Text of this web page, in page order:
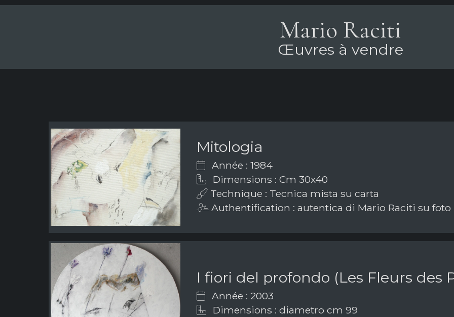
Mario Raciti
Œuvres à vendre
Mitologia
Année : 1984
Dimensions : Cm 30x40
Technique : Tecnica mista su carta
Authentification : autentica di Mario Raciti su foto
I fiori del profondo (Les Fleurs des
Année : 2003
Dimensions : diametro cm 99